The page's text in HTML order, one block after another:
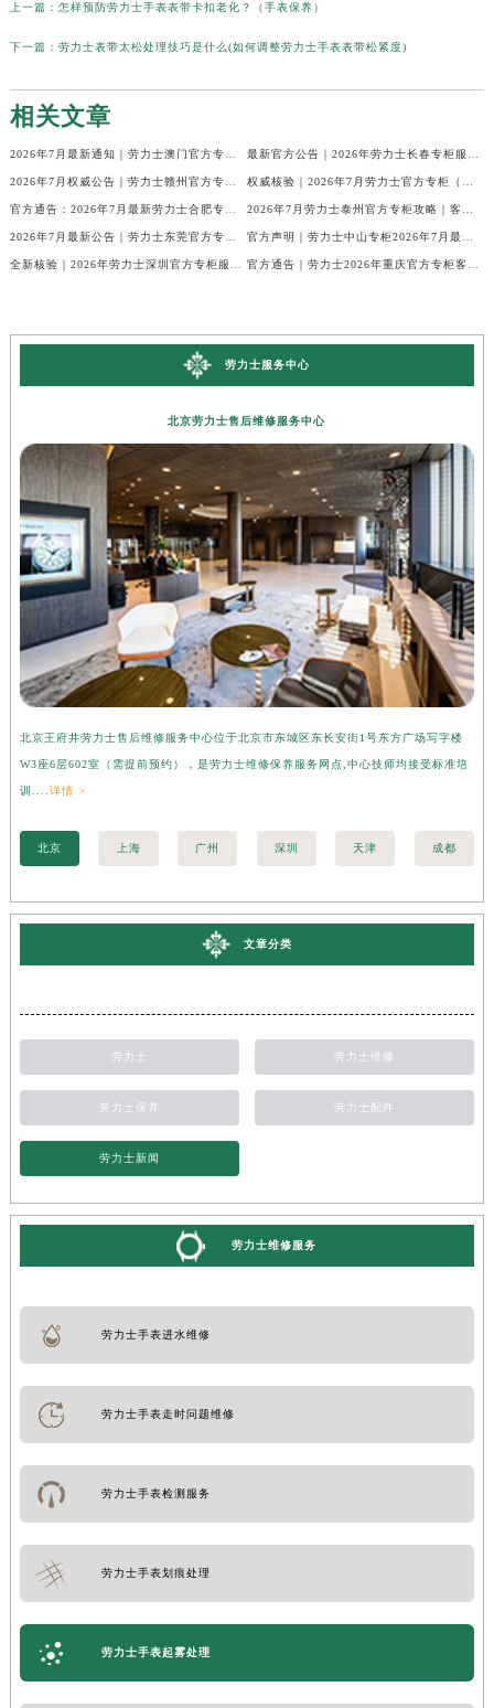
上一篇： 怎样预防劳力士手表表带卡扣老化？（手表保养）
下一篇： 劳力士表带太松处理技巧是什么(如何调整劳力士手表表带松紧度)
相关文章
2026年7月最新通知｜劳力士澳门官方专柜客户热线与专柜信息全公开 最新官方公告｜2026年劳力士长春专柜服务信息整合，客服热线7月已更新
2026年7月权威公告｜劳力士赣州官方专柜客户服务电话核验 权威核验｜2026年7月劳力士官方专柜（无锡）客户服务热线及服务信息
官方通告：2026年7月最新劳力士合肥专柜客服电话与信息 2026年7月劳力士泰州官方专柜攻略｜客服热线+门店信息，建议收藏
2026年7月最新公告｜劳力士东莞官方专柜服务热线，客户核验全攻略 官方声明｜劳力士中山专柜2026年7月最新客户服务信息及热线公示
全新核验｜2026年劳力士深圳官方专柜服务热线（7月最新）门店速查 官方通告｜劳力士2026年重庆官方专柜客户服务电话更新（7月最新专柜名录）
劳力士服务中心
北京劳力士售后维修服务中心
北京王府井劳力士售后维修服务中心位于北京市东城区东长安街1号东方广场写字楼
W3座6层602室（需提前预约），是劳力士维修保养服务网点,中心技师均接受标准培
训....详情 >
北京 上海 广州 深圳 天津 成都
文章分类
劳力士 劳力士维修
劳力士保养 劳力士配件
劳力士新闻
劳力士维修服务
劳力士手表进水维修
劳力士手表走时问题维修
劳力士手表检测服务
劳力士手表划痕处理
劳力士手表起雾处理